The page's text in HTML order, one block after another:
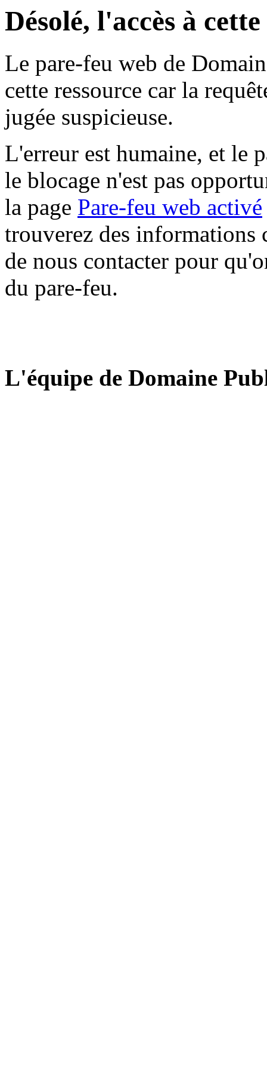
Désolé, l'accès à
Le pare-feu web de
cette ressource car la
jugée suspicieuse.
L'erreur est humaine, et le
le blocage n'est pas
la page Pare-feu web activé
trouverez des informations
de nous contacter pour
du pare-feu.
L'équipe de Domaine